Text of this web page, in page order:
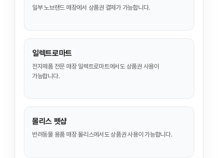
일부 노브랜드 매장에서 상품권 결제가 가능합니다.
일렉트로마트
전자제품 전문 매장 일렉트로마트에서도 상품권 사용이
가능합니다.
몰리스 펫샵
반려동물 용품 매장 몰리스에서도 상품권 사용이 가능합니다.